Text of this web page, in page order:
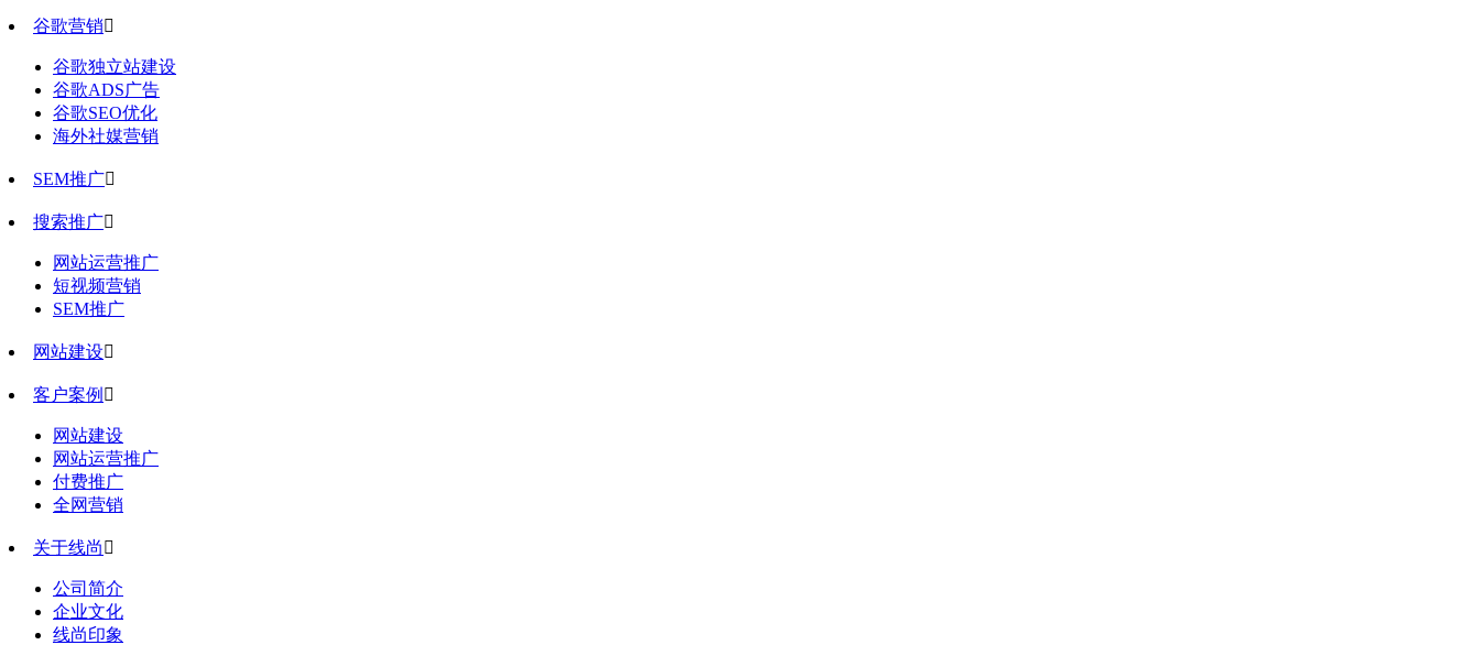
谷歌营销
谷歌独立站建设
谷歌ADS广告
谷歌SEO优化
海外社媒营销
SEM推广
搜索推广
网站运营推广
短视频营销
SEM推广
网站建设
客户案例 
网站建设
网站运营推广
付费推广
全网营销
关于线尚 
公司简介
企业文化
线尚印象